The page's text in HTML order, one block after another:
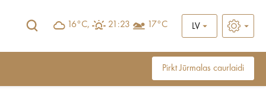
16°C, 21:23 17°C LV
Pirkt Jūrmalas caurlaidi